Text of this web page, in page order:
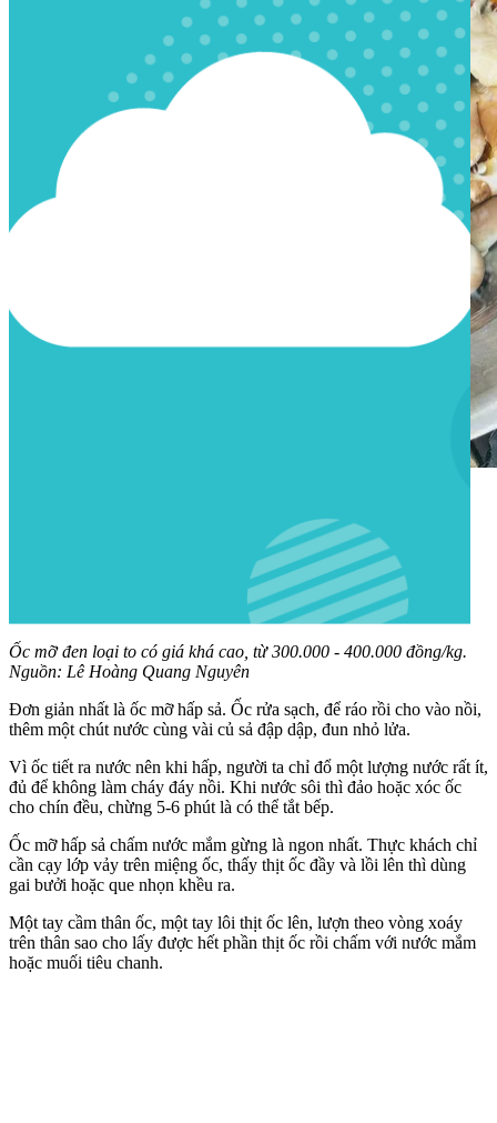
Ốc mỡ đen loại to có giá khá cao, từ 300.000 - 400.000 đồng/kg.
Nguồn: Lê Hoàng Quang Nguyên
Đơn giản nhất là ốc mỡ hấp sả. Ốc rửa sạch, để ráo rồi cho vào nồi,
thêm một chút nước cùng vài củ sả đập dập, đun nhỏ lửa.
Vì ốc tiết ra nước nên khi hấp, người ta chỉ đổ một lượng nước rất ít,
đủ để không làm cháy đáy nồi. Khi nước sôi thì đảo hoặc xóc ốc
cho chín đều, chừng 5-6 phút là có thể tắt bếp.
Ốc mỡ hấp sả chấm nước mắm gừng là ngon nhất. Thực khách chỉ
cần cạy lớp vảy trên miệng ốc, thấy thịt ốc đầy và lồi lên thì dùng
gai bưởi hoặc que nhọn khều ra.
Một tay cầm thân ốc, một tay lôi thịt ốc lên, lượn theo vòng xoáy
trên thân sao cho lấy được hết phần thịt ốc rồi chấm với nước mắm
hoặc muối tiêu chanh.